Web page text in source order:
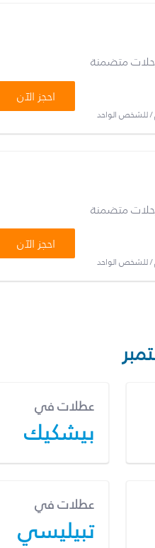
متضمنة
/ للشخص الواحد
احجز الآن
متضمنة
/ للشخص الواحد
احجز الآن
عطلات في
بيشكيك
عطلات في
تبيليسي